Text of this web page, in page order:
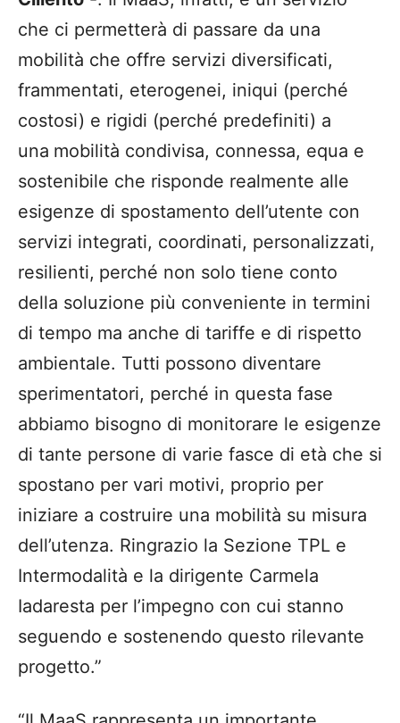
che ci permetterà di passare da una
mobilità che offre servizi diversificati,
frammentati, eterogenei, iniqui (perché
costosi) e rigidi (perché predefiniti) a
una mobilità condivisa, connessa, equa e
sostenibile che risponde realmente alle
esigenze di spostamento dell’utente con
servizi integrati, coordinati, personalizzati,
resilienti, perché non solo tiene conto
della soluzione più conveniente in termini
di tempo ma anche di tariffe e di rispetto
ambientale. Tutti possono diventare
sperimentatori, perché in questa fase
abbiamo bisogno di monitorare le esigenze
di tante persone di varie fasce di età che si
spostano per vari motivi, proprio per
iniziare a costruire una mobilità su misura
dell’utenza. Ringrazio la Sezione TPL e
Intermodalità e la dirigente Carmela
Iadaresta per l’impegno con cui stanno
seguendo e sostenendo questo rilevante
progetto.”